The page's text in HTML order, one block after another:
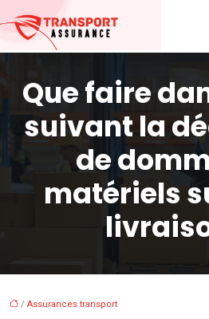
Que faire
suivant la
de
matériels
/ Assurances transport